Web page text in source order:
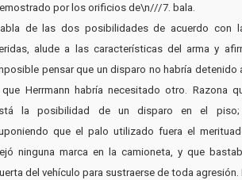
por los orificios de\n///7. bala.
de las dos posibilidades de acuerdo con
alude a las características del arma y
pensar que un disparo no habría detenido
Herrmann habría necesitado otro. Razona
la posibilidad de un disparo en el piso;
que el palo utilizado fuera el
ninguna marca en la camioneta, y que
del vehículo para sustraerse de toda agresión.